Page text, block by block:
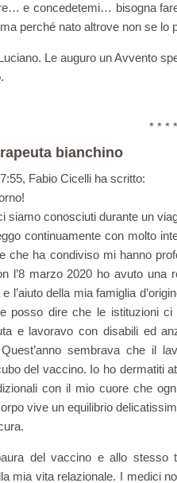
e concedetemi… bisogna
perché nato altrove non se lo
Le auguro un Avvento
* * *
bianchino
Fabio Cicelli ha scritto:
siamo conosciuti durante un
continuamente con molto
che ha condiviso mi hanno
l’8 marzo 2020 ho avuto una
l’aiuto della mia famiglia
posso dire che le istituzioni
e lavoravo con disabili ed
Quest’anno sembrava che il
del vaccino. Io ho dermatiti
con il mio cuore che
vive un equilibrio
del vaccino e allo stesso
mia vita relazionale. I medici